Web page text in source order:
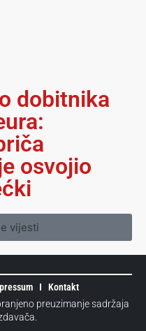
dobitnika
osvojio
vijesti
Kontakt
preuzimanje sadržaja